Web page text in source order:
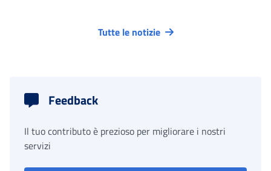
Tutte le notizie
Feedback
Il tuo contributo è prezioso per migliorare i nostri
servizi